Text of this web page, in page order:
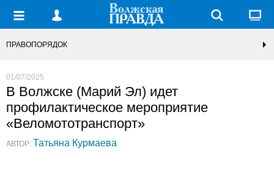
ПРАВОПОРЯДОК
01/07/2025
В Волжске (Марий Эл) идет
профилактическое мероприятие
«Веломототранспорт»
АВТОР: Татьяна Курмаева